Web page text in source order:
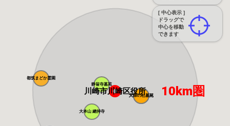
[ 中心表示 ]
ドラッグで
中心を移動
できます
大師の杜墓苑
大師の杜墓苑
静翁寺墓苑
都筑まどか霊園
大本山 總持寺
川崎市川崎区役所 10km圏